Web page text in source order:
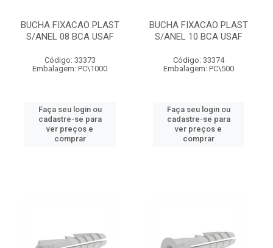
BUCHA FIXACAO PLAST
S/ANEL 08 BCA USAF
Código: 33373
Embalagem: PC\1000
Faça seu login ou
cadastre-se para
ver preços e
comprar
BUCHA FIXACAO PLAST
S/ANEL 10 BCA USAF
Código: 33374
Embalagem: PC\500
Faça seu login ou
cadastre-se para
ver preços e
comprar